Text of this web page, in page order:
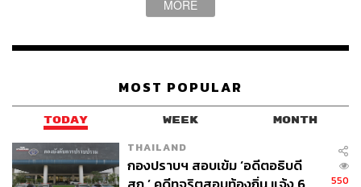
เหมือนอย่างที่พ่อของชิซูกะเคยพูดเอาไว้ในวันก่อนแต่งงาน
โศกเศร้าไปกับความทุกข์ของคนอื่น นั่นแหละเป็นเรื่องที่ดี
ที่สุดสำหรับคนเราเลยนะ”
พิสูจน์อักษร: ลักษณ์นารา พักตร์เพียงจันทร์
TAGS: Cartoon Doraemon
MORE
MOST POPULAR
TODAY WEEK MONTH
THAILAND
กองปราบฯ สอบเข้ม ‘อดีตอธิบดี
550